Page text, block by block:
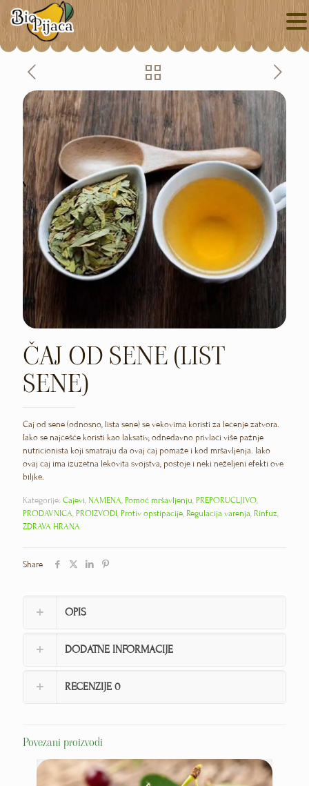
ČAJ OD SENE (LIST
SENE)
Čaj od sene (odnosno, lista sene) se vekovima koristi za lečenje zatvora.
Iako se najčešće koristi kao laksativ, odnedavno privlači više pažnje
nutricionista koji smatraju da ovaj čaj pomaže i kod mršavljenja. Iako
ovaj čaj ima izuzetna lekovita svojstva, postoje i neki neželjeni efekti ove
biljke.
Kategorije: Čajevi, NAMENA, Pomoć mršavljenju, PREPORUČLJIVO,
PRODAVNICA, PROIZVODI, Protiv opstipacije, Regulacija varenja, Rinfuz,
ZDRAVA HRANA
Share
OPIS
DODATNE INFORMACIJE
RECENZIJE 0
Povezani proizvodi